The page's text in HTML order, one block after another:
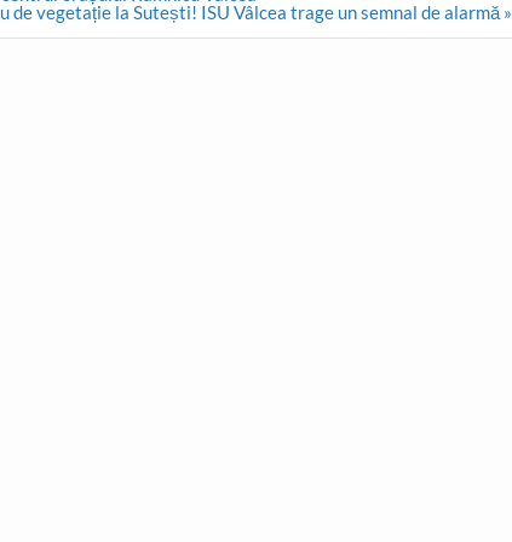
vegetație la Sutești! ISU Vâlcea trage un semnal de alarmă »